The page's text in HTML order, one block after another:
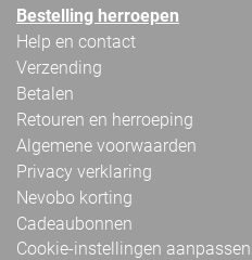
Bestelling herroepen
Help en contact
Verzending
Betalen
Retouren en herroeping
Algemene voorwaarden
Privacy verklaring
Nevobo korting
Cadeaubonnen
Cookie-instellingen aanpassen